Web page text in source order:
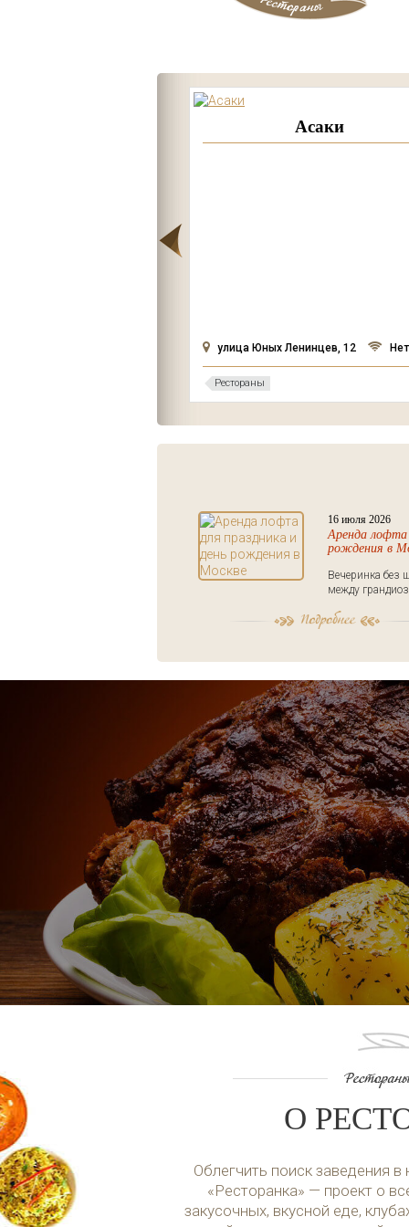
Асаки
улица Юных Ленинцев, 12 Нет
Рестораны
16 июля 2026
Аренда лофта
рождения в
Вечеринка без
между
О
Облегчить поиск заведения
«Ресторанка» — проект о
закусочных, вкусной еде,